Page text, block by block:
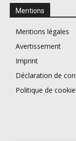
Mentions
Mentions légales
Avertissement
Imprint
Déclaration de
Politique de